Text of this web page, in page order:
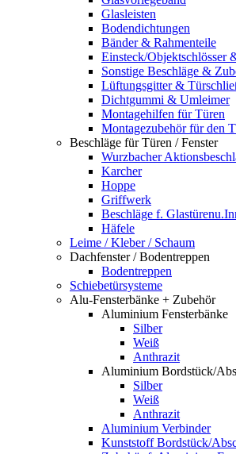
Glasleisten
Bodendichtungen
Bänder & Rahmenteile
Einsteck/Objektschlösser
Sonstige Beschläge &
Lüftungsgitter &
Dichtgummi & Umleimer
Montagehilfen für Türen
Montagezubehör für den
Beschläge für Türen / Fenster
Wurzbacher
Karcher
Hoppe
Griffwerk
Beschläge f.
Häfele
Leime / Kleber / Schaum
Dachfenster / Bodentreppen
Bodentreppen
Schiebetürsysteme
Alu-Fensterbänke + Zubehör
Aluminium Fensterbänke
Silber
Weiß
Anthrazit
Aluminium Bordstück/
Silber
Weiß
Anthrazit
Aluminium Verbinder
Kunststoff Bordstück/